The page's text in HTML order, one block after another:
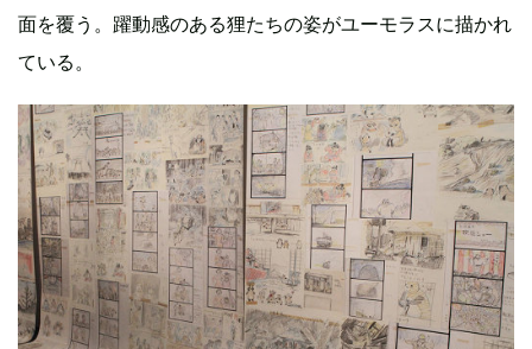
面を覆う。躍動感のある狸たちの姿がユーモラスに描かれ
ている。